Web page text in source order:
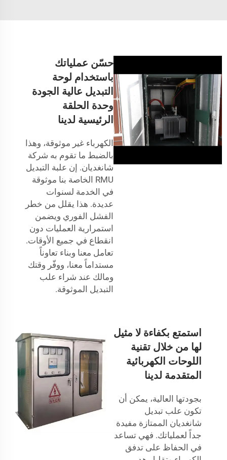
حسّن عملياتك
باستخدام لوحة
التبديل عالية الجودة
وحدة الحلقة
الرئيسية لدينا
الكهرباء غير موثوقة، وهذا
بالضبط ما تقوم به شركة
شانغديان. إن علبة التبديل
RMU الخاصة بنا موثوقة
في الخدمة لسنوات
عديدة. هذا يقلل من خطر
الفشل الفوري ويضمن
استمرارية العمليات دون
انقطاع في جميع الأوقات.
تعامل معنا وبناء تعاوناً
مستداماً معنا، ووفّر وقتك
ومالك عند شراء علب
التبديل الموثوقة.
استمتع بكفاءة لا مثيل
لها من خلال تقنية
اللوحات الكهربائية
المتقدمة لدينا
بجودتها العالية، يمكن أن
تكون علب تبديل
شانغديان الممتازة مفيدة
جداً لعملياتك. فهي تساعد
في الحفاظ على تدفق